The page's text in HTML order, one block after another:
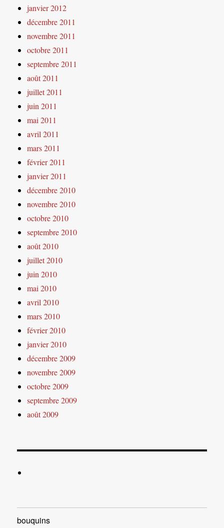
janvier 2012
décembre 2011
novembre 2011
octobre 2011
septembre 2011
août 2011
juillet 2011
juin 2011
mai 2011
avril 2011
mars 2011
février 2011
janvier 2011
décembre 2010
novembre 2010
octobre 2010
septembre 2010
août 2010
juillet 2010
juin 2010
mai 2010
avril 2010
mars 2010
février 2010
janvier 2010
décembre 2009
novembre 2009
octobre 2009
septembre 2009
août 2009
bouquins